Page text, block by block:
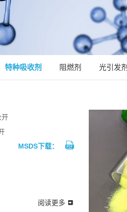
特种吸收剂 阻燃剂 光引发剂
开
MSDS下载：
阅读更多